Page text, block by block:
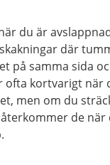
du är
där
på samma sida
kortvarigt när
men om du
de